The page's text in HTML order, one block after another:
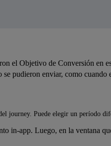
el Objetivo de Conversión en
se pudieron enviar, como
journey. Puede elegir un período
in-app. Luego, en la ventana